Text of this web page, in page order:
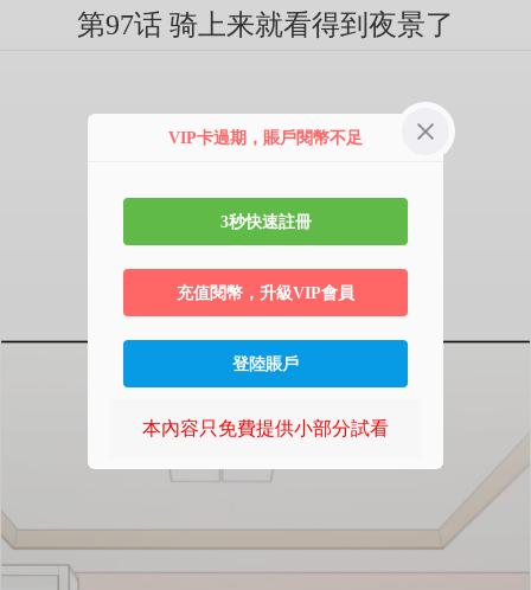
第97话 骑上来就看得到夜景了
VIP卡過期，賬戶閱幣不足
3秒快速註冊
充值閱幣，升級VIP會員
登陸賬戶
本內容只免費提供小部分試看